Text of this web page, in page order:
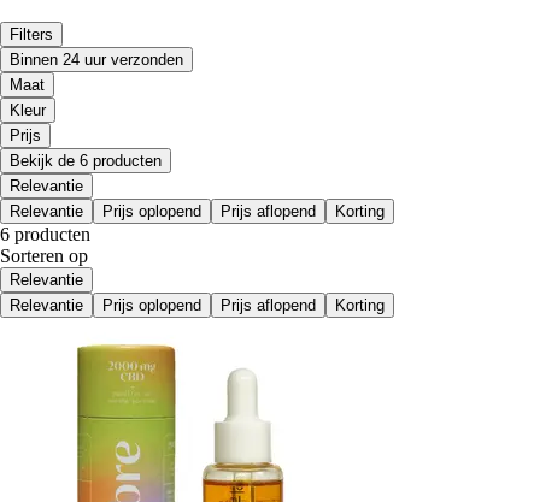
Filters
Binnen 24 uur verzonden
Maat
Kleur
Prijs
Bekijk de 6 producten
Relevantie
Relevantie
Prijs oplopend Prijs aflopend Korting
6 producten
Sorteren op
Relevantie
Relevantie
Prijs oplopend Prijs aflopend Korting